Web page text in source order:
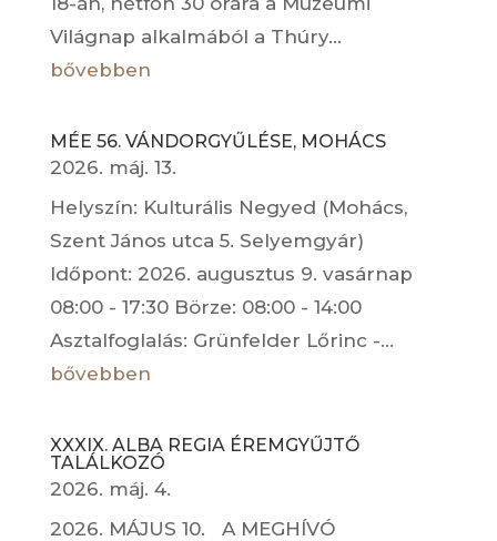
Világnap alkalmából a Thúry...
bővebben
MÉE 56. VÁNDORGYŰLÉSE, MOHÁCS
2026. máj. 13.
Helyszín: Kulturális Negyed (Mohács,
Szent János utca 5. Selyemgyár)
Időpont: 2026. augusztus 9. vasárnap
08:00 - 17:30 Börze: 08:00 - 14:00
Asztalfoglalás: Grünfelder Lőrinc -...
bővebben
XXXIX. ALBA REGIA ÉREMGYŰJTŐ
TALÁLKOZÓ
2026. máj. 4.
2026. MÁJUS 10. A MEGHÍVÓ